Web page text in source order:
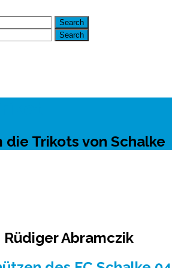
die Trikots von Schalke
Rüdiger Abramczik